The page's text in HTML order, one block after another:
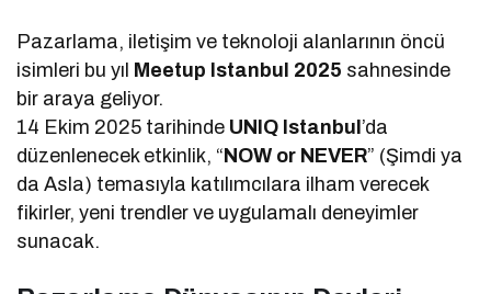
Pazarlama, iletişim ve teknoloji alanlarının öncü
isimleri bu yıl Meetup Istanbul 2025 sahnesinde
bir araya geliyor.
14 Ekim 2025 tarihinde UNIQ Istanbul’da
düzenlenecek etkinlik, “ NOW or NEVER” (Şimdi ya
da Asla) temasıyla katılımcılara ilham verecek
fikirler, yeni trendler ve uygulamalı deneyimler
sunacak.